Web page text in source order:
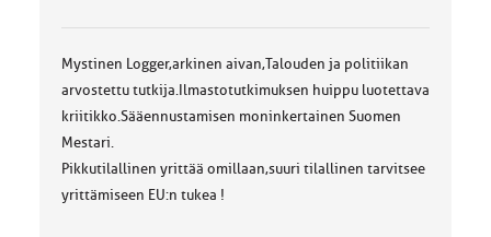
Mystinen Logger,arkinen aivan,Talouden ja politiikan
arvostettu tutkija.Ilmastotutkimuksen huippu luotettava
kriitikko.Sääennustamisen moninkertainen Suomen
Mestari.
Pikkutilallinen yrittää omillaan,suuri tilallinen tarvitsee
yrittämiseen EU:n tukea !